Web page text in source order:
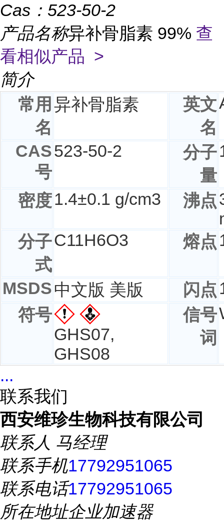
Cas： 523-50-2
产品名称异补骨脂素 99% 查
看相似产品 >
简介
常用
名
异补骨脂素
英文
名
CAS
号
523-50-2
分子
量
密度1.4±0.1 g/cm3 沸点
分子
式
C11H6O3 熔点
MSDS中文版 美版 闪点
符号
GHS07,
GHS08
信号
词
...
联系我们
西安维珍生物科技有限公司
联系人 马经理
联系手机17792951065
联系电话17792951065
所在地址企业加速器